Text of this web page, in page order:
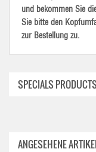
und bekommen Sie
Sie bitte den
zur Bestellung zu.
SPECIALS PRODUCTS
ANGESEHENE